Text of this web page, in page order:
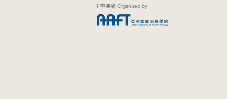
主辦機構 Organised by: